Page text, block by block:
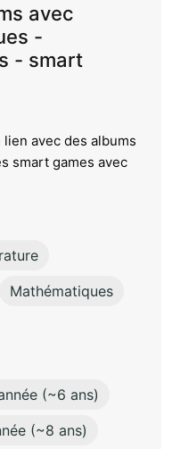
avec
-
- smart
avec des albums
smart games avec
Mathématiques
(~6 ans)
(~8 ans)